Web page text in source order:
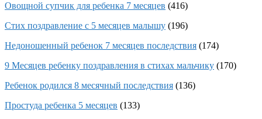
Овощной супчик для ребенка 7 месяцев (416)
Стих поздравление с 5 месяцев малышу (196)
Недоношенный ребенок 7 месяцев последствия (174)
9 Месяцев ребенку поздравления в стихах мальчику (170)
Ребенок родился 8 месячный последствия (136)
Простуда ребенка 5 месяцев (133)